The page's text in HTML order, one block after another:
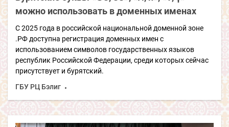
можно использовать в доменных именах
С 2025 года в российской национальной доменной зоне
.РФ доступна регистрация доменных имен с
использованием символов государственных языков
республик Российской Федерации, среди которых сейчас
присутствует и бурятский.
ГБУ РЦ Бэлиг